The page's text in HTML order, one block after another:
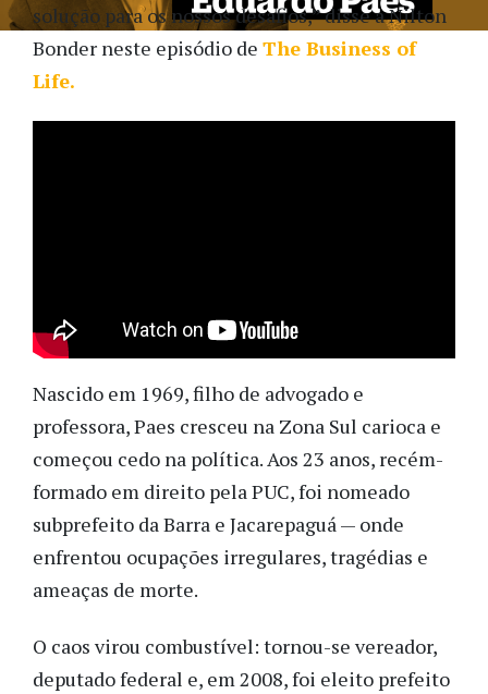
solução para os nossos desafios,” disse a Nilton
Bonder neste episódio de The Business of
Life.
Nascido em 1969, filho de advogado e
professora, Paes cresceu na Zona Sul carioca e
começou cedo na política. Aos 23 anos, recém-
formado em direito pela PUC, foi nomeado
subprefeito da Barra e Jacarepaguá — onde
enfrentou ocupações irregulares, tragédias e
ameaças de morte.
O caos virou combustível: tornou-se vereador,
deputado federal e, em 2008, foi eleito prefeito